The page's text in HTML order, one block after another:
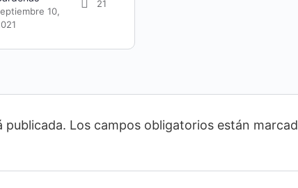
10,
21
publicada. Los campos obligatorios están